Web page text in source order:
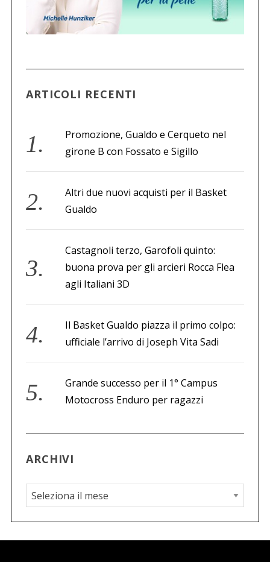
ARTICOLI RECENTI
Promozione, Gualdo e Cerqueto nel
girone B con Fossato e Sigillo
Altri due nuovi acquisti per il Basket
Gualdo
Castagnoli terzo, Garofoli quinto:
buona prova per gli arcieri Rocca Flea
agli Italiani 3D
Il Basket Gualdo piazza il primo colpo:
ufficiale l’arrivo di Joseph Vita Sadi
Grande successo per il 1° Campus
Motocross Enduro per ragazzi
ARCHIVI
A
r
c
h